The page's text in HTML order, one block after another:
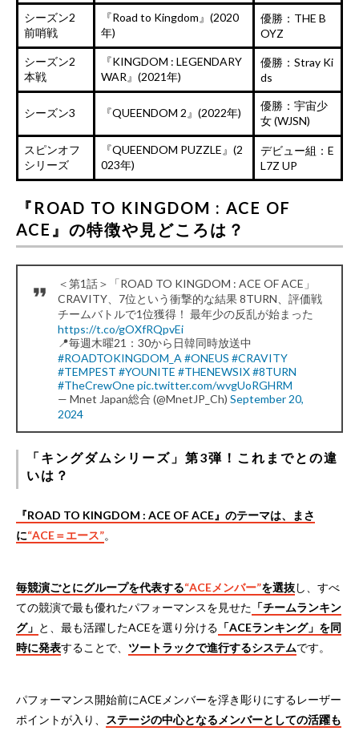
シーズン2
前哨戦
『Road to Kingdom』(2020
年)
優勝：THE B
OYZ
シーズン2
本戦
『KINGDOM : LEGENDARY
WAR』(2021年)
優勝：Stray Ki
ds
シーズン3 『QUEENDOM 2』(2022年)
優勝：宇宙少
女 (WJSN)
スピンオフ
シリーズ
『QUEENDOM PUZZLE』(2
023年)
デビュー組：E
L7Z UP
『ROAD TO KINGDOM : ACE OF
ACE』の特徴や見どころは？
＜第1話＞「ROAD TO KINGDOM : ACE OF ACE」
CRAVITY、7位という衝撃的な結果 8TURN、評価戦
チームバトルで1位獲得！ 最年少の反乱が始まった
https://t.co/gOXfRQpvEi
📍毎週木曜21：30から日韓同時放送中
#ROADTOKINGDOM_A #ONEUS #CRAVITY
#TEMPEST #YOUNITE #THENEWSIX#8TURN
#TheCrewOnepic.twitter.com/wvgUoRGHRM
— Mnet Japan総合 (@MnetJP_Ch) September 20,
2024
「キングダムシリーズ」第3弾！これまでとの違
いは？
『ROAD TO KINGDOM : ACE OF ACE』のテーマは、まさ
に“ACE＝エース”。
毎競演ごとにグループを代表する“ACEメンバー”を選抜し、すべ
ての競演で最も優れたパフォーマンスを見せた 「チームランキン
グ」 と、最も活躍したACEを選り分ける 「ACEランキング」を同
時に発表することで、 ツートラックで進行するシステムです。
パフォーマンス開始前にACEメンバーを浮き彫りにするレーザー
ポイントが入り、
ステージの中心となるメンバーとしての活躍も